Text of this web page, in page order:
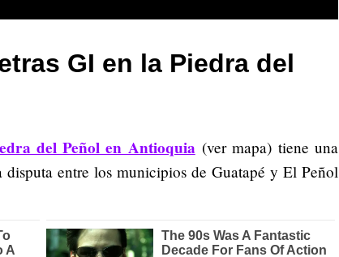
GI en la Piedra del
del Peñol en Antioquia(ver mapa) tiene una
entre los municipios de Guatapé y El Peñol